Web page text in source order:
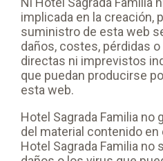
implicada en la creación,
suministro de esta web
daños, costes, pérdidas
directas ni imprevistos
que puedan producirse
esta web.
Hotel Sagrada Familia no
del material contenido en
Hotel Sagrada Familia no